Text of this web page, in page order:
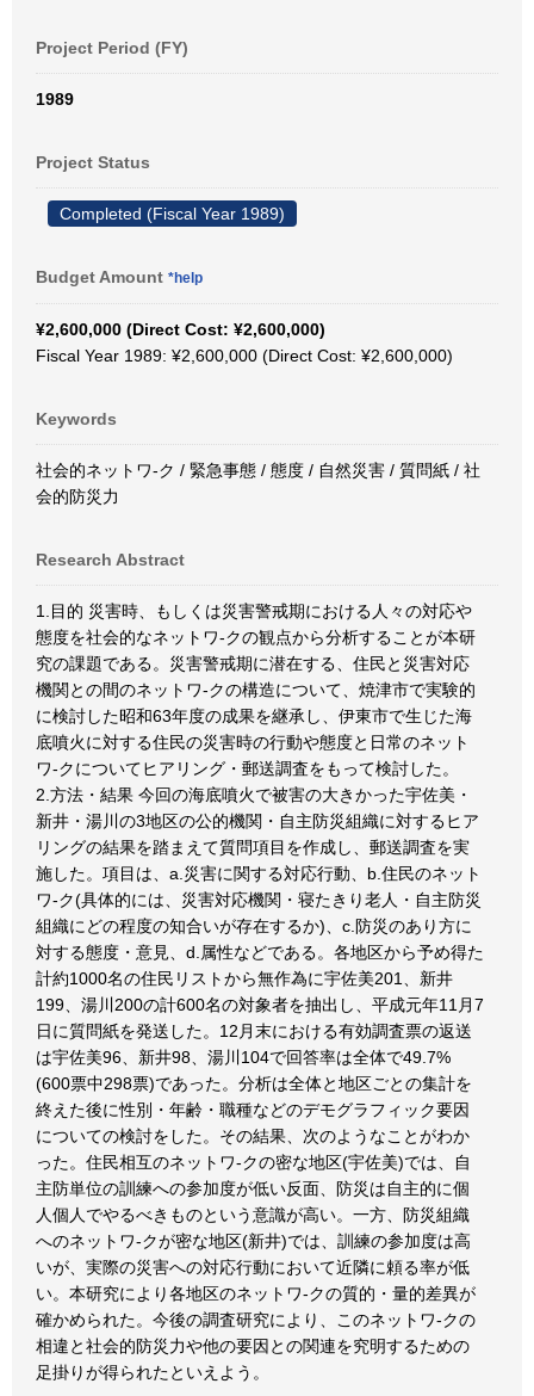
Project Period (FY)
1989
Project Status
Completed (Fiscal Year 1989)
Budget Amount *help
¥2,600,000 (Direct Cost: ¥2,600,000)
Fiscal Year 1989: ¥2,600,000 (Direct Cost: ¥2,600,000)
Keywords
社会的ネットワ-ク / 緊急事態 / 態度 / 自然災害 / 質問紙 / 社
会的防災力
Research Abstract
1.目的 災害時、もしくは災害警戒期における人々の対応や
態度を社会的なネットワ-クの観点から分析することが本研
究の課題である。災害警戒期に潜在する、住民と災害対応
機関との間のネットワ-クの構造について、焼津市で実験的
に検討した昭和63年度の成果を継承し、伊東市で生じた海
底噴火に対する住民の災害時の行動や態度と日常のネット
ワ-クについてヒアリング・郵送調査をもって検討した。
2.方法・結果 今回の海底噴火で被害の大きかった宇佐美・
新井・湯川の3地区の公的機関・自主防災組織に対するヒア
リングの結果を踏まえて質問項目を作成し、郵送調査を実
施した。項目は、a.災害に関する対応行動、b.住民のネット
ワ-ク(具体的には、災害対応機関・寝たきり老人・自主防災
組織にどの程度の知合いが存在するか)、c.防災のあり方に
対する態度・意見、d.属性などである。各地区から予め得た
計約1000名の住民リストから無作為に宇佐美201、新井
199、湯川200の計600名の対象者を抽出し、平成元年11月7
日に質問紙を発送した。12月末における有効調査票の返送
は宇佐美96、新井98、湯川104で回答率は全体で49.7%
(600票中298票)であった。分析は全体と地区ごとの集計を
終えた後に性別・年齢・職種などのデモグラフィック要因
についての検討をした。その結果、次のようなことがわか
った。住民相互のネットワ-クの密な地区(宇佐美)では、自
主防単位の訓練への参加度が低い反面、防災は自主的に個
人個人でやるべきものという意識が高い。一方、防災組織
へのネットワ-クが密な地区(新井)では、訓練の参加度は高
いが、実際の災害への対応行動において近隣に頼る率が低
い。本研究により各地区のネットワ-クの質的・量的差異が
確かめられた。今後の調査研究により、このネットワ-クの
相違と社会的防災力や他の要因との関連を究明するための
足掛りが得られたといえよう。